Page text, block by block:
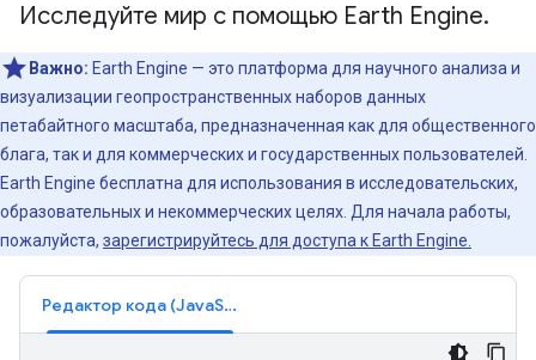
Исследуйте мир с помощью Earth Engine.
Важно: Earth Engine — это платформа для научного анализа и
визуализации геопространственных наборов данных
петабайтного масштаба, предназначенная как для общественного
блага, так и для коммерческих и государственных пользователей.
Earth Engine бесплатна для использования в исследовательских,
образовательных и некоммерческих целях. Для начала работы,
пожалуйста, зарегистрируйтесь для доступа к Earth Engine.
Редактор кода (JavaScript)